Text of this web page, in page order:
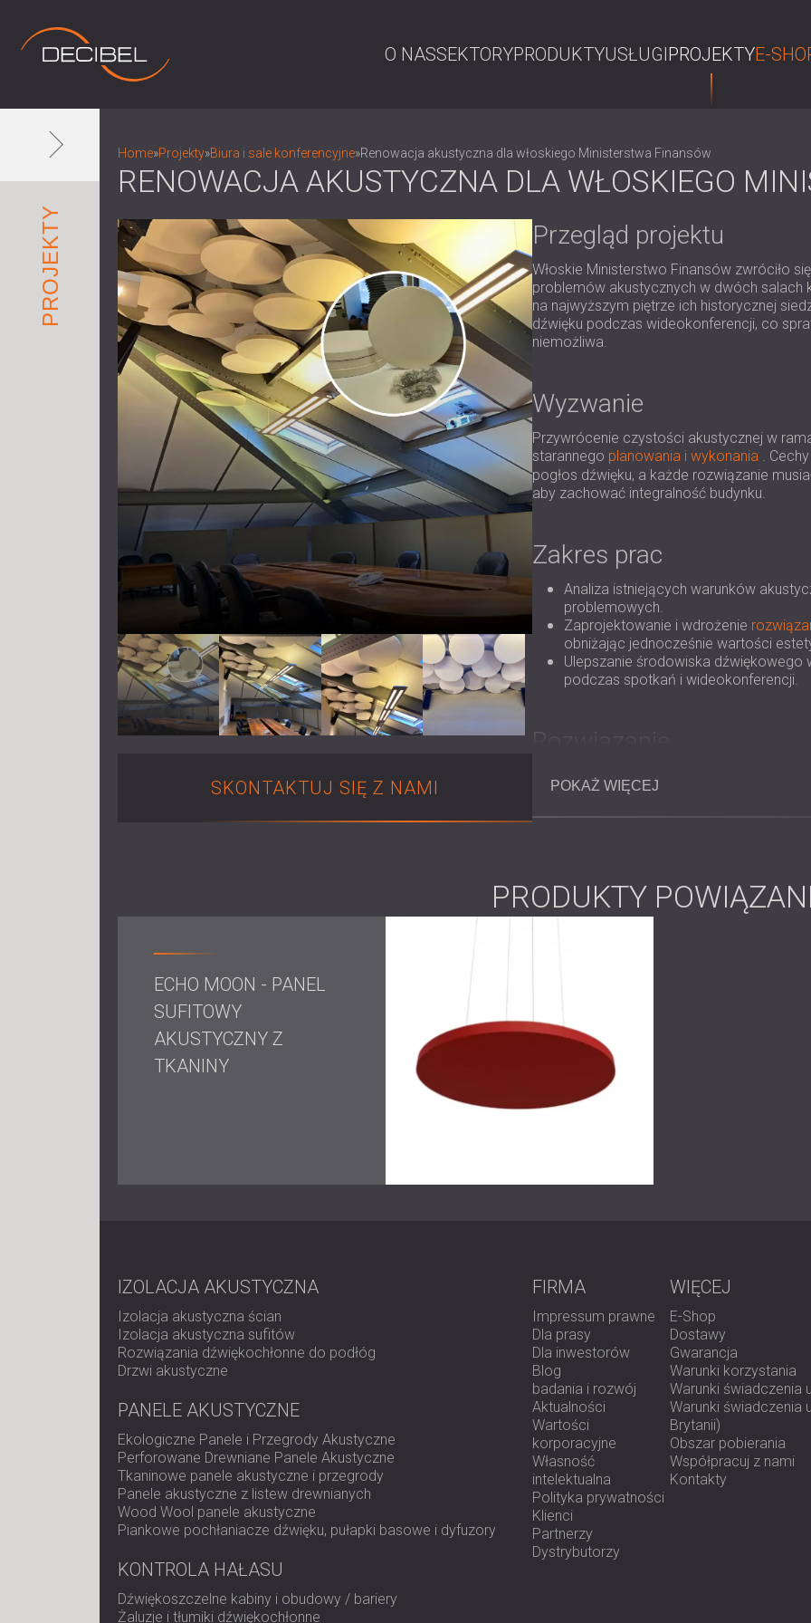
O NASSEKTORYPRODUKTYUSŁUGIPROJEKTYE-
PROJEKTY
Home»Projekty»Biura i sale konferencyjne»Renowacja akustyczna dla włoskiego Ministerstwa Finansów
RENOWACJA AKUSTYCZNA DLA WŁOSKIEGO
SKONTAKTUJ SIĘ Z NAMI
Przegląd projektu
Włoskie Ministerstwo Finansów zwróciło
problemów akustycznych w dwóch salach
na najwyższym piętrze ich historycznej
dźwięku podczas wideokonferencji, co
niemożliwa.
Wyzwanie
Przywrócenie czystości akustycznej w
starannego planowania i wykonania .
pogłos dźwięku, a każde rozwiązanie
aby zachować integralność budynku.
Zakres prac
Analiza istniejących warunków
problemowych.
Zaprojektowanie i wdrożenie
obniżając jednocześnie wartości
Ulepszanie środowiska dźwiękowego
podczas spotkań i wideokonferencji.
Rozwiązanie
DECIBEL wdrożył kompleksową strategię
Ministerstwa:
Zainstalowano
dźwiękowe, co dodatkowo
Rezultatem była znacząca poprawa
Wsalach konferencyjnych
wideokonferencji, czysta akustyka jest
może zakłócać spotkania i utrudniać
oferują stylowe i skuteczne rozwiązanie,
środowisk profesjonalnych.
zapewniają przejrzystość, styl i wydajność.
POKAŻ WIĘCEJ
PRODUKTY
ECHO MOON - PANEL
SUFITOWY
AKUSTYCZNY Z
TKANINY
IZOLACJA AKUSTYCZNA
Izolacja akustyczna ścian
Izolacja akustyczna sufitów
Rozwiązania dźwiękochłonne do podłóg
Drzwi akustyczne
PANELE AKUSTYCZNE
Ekologiczne Panele i Przegrody Akustyczne
Perforowane Drewniane Panele Akustyczne
Tkaninowe panele akustyczne i przegrody
Panele akustyczne z listew drewnianych
Wood Wool panele akustyczne
Piankowe pochłaniacze dźwięku, pułapki basowe i dyfuzory
KONTROLA HAŁASU
Dźwiękoszczelne kabiny i obudowy / bariery
Żaluzje i tłumiki dźwiękochłonne
FIRMA
Impressum prawne
Dla prasy
Dla inwestorów
Blog
badania i rozwój
Aktualności
Wartości
korporacyjne
Własność
intelektualna
Polityka prywatności
Klienci
Partnerzy
Dystrybutorzy
WIĘCEJ
E-Shop
Dostawy
Gwarancja
Warunki korzystania
Warunki świadczenia
Warunki świadczenia
Brytanii)
Obszar pobierania
Współpracuj z nami
Kontakty